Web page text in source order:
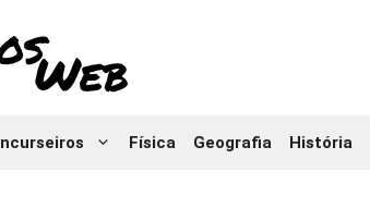
Física Geografia História